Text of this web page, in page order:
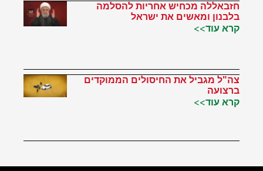
חזבאללה מכחיש אחריות להסלמה
בלבנון ומאשים את ישראל
קרא עוד>>
צה"ל מגביל את החיסולים הממוקדים
ברצועה
קרא עוד>>